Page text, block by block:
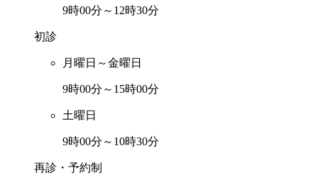
9時00分～12時30分
初診
月曜日～金曜日
9時00分～15時00分
土曜日
9時00分～10時30分
再診・予約制